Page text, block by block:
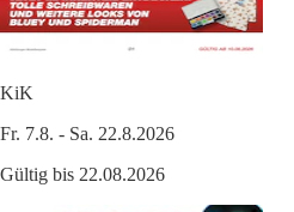
KiK
Fr. 7.8. - Sa. 22.8.2026
Gültig bis 22.08.2026